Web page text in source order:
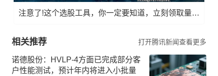
注意了!这个选股工具，你一定要知道，立刻领取量化指标!
相关推荐 打开腾讯新闻查看更多
诺德股份：HVLP-4方面已完成部分客
户性能测试，预计年内将进入小批量